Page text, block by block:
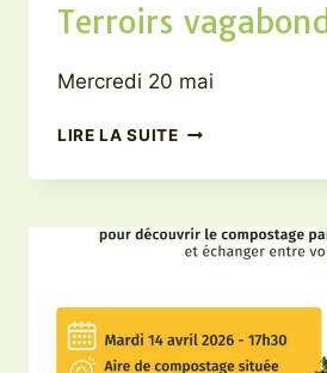
Terroirs
Mercredi 20 mai
LIRE LA SUITETERROIRS
2026